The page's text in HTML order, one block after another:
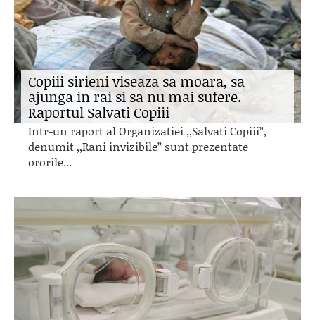
Copiii sirieni viseaza sa moara, sa
ajunga in rai si sa nu mai sufere.
Raportul Salvati Copiii
Intr-un raport al Organizatiei ,,Salvati Copiii”,
denumit ,,Rani invizibile” sunt prezentate
ororile...